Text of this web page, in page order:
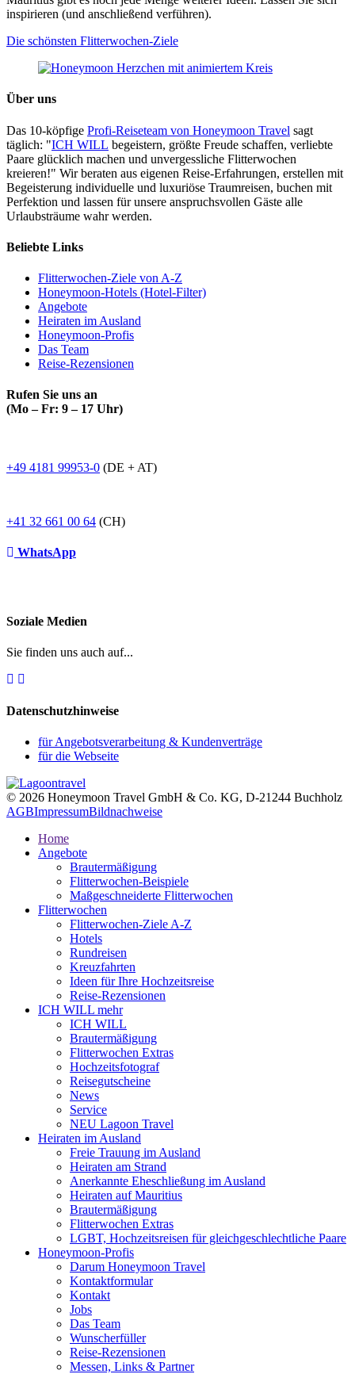
inspirieren (und anschließend verführen).
Die schönsten Flitterwochen-Ziele
Über uns
Das 10-köpfige Profi-Reiseteam von Honeymoon Travel sagt
täglich: "ICH WILL begeistern, größte Freude schaffen, verliebte
Paare glücklich machen und unvergessliche Flitterwochen
kreieren!" Wir beraten aus eigenen Reise-Erfahrungen, erstellen mit
Begeisterung individuelle und luxuriöse Traumreisen, buchen mit
Perfektion und lassen für unsere anspruchsvollen Gäste alle
Urlaubsträume wahr werden.
Beliebte Links
Flitterwochen-Ziele von A-Z
Honeymoon-Hotels (Hotel-Filter)
Angebote
Heiraten im Ausland
Honeymoon-Profis
Das Team
Reise-Rezensionen
Rufen Sie uns an
(Mo – Fr: 9 – 17 Uhr)
+49 4181 99953-0 (DE + AT)
+41 32 661 00 64 (CH)
WhatsApp
Soziale Medien
Sie finden uns auch auf...
Datenschutzhinweise
für Angebotsverarbeitung & Kundenverträge
für die Webseite
© 2026 Honeymoon Travel GmbH & Co. KG, D-21244 Buchholz
AGBImpressumBildnachweise
Home
Angebote
Brautermäßigung
Flitterwochen-Beispiele
Maßgeschneiderte Flitterwochen
Flitterwochen
Flitterwochen-Ziele A-Z
Hotels
Rundreisen
Kreuzfahrten
Ideen für Ihre Hochzeitsreise
Reise-Rezensionen
ICH WILL mehr
ICH WILL
Brautermäßigung
Flitterwochen Extras
Hochzeitsfotograf
Reisegutscheine
News
Service
NEU Lagoon Travel
Heiraten im Ausland
Freie Trauung im Ausland
Heiraten am Strand
Anerkannte Eheschließung im Ausland
Heiraten auf Mauritius
Brautermäßigung
Flitterwochen Extras
LGBT, Hochzeitsreisen für gleichgeschlechtliche Paare
Honeymoon-Profis
Darum Honeymoon Travel
Kontaktformular
Kontakt
Jobs
Das Team
Wunscherfüller
Reise-Rezensionen
Messen, Links & Partner